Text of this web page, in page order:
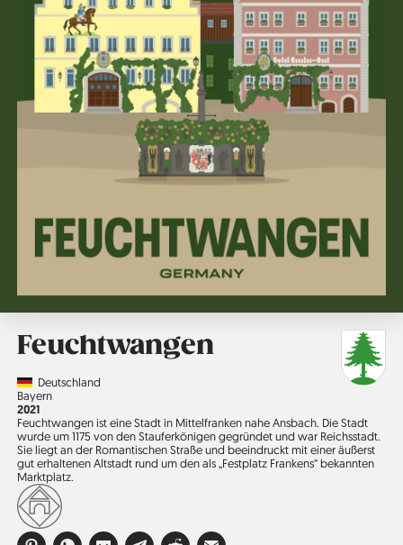
Feuchtwangen
CountryDeutschland
Region
Bayern
Jahr
2021
Feuchtwangen ist eine Stadt in Mittelfranken nahe Ansbach. Die Stadt
wurde um 1175 von den Stauferkönigen gegründet und war Reichsstadt.
Sie liegt an der Romantischen Straße und beeindruckt mit einer äußerst
gut erhaltenen Altstadt rund um den als „Festplatz Frankens“ bekannten
Marktplatz.